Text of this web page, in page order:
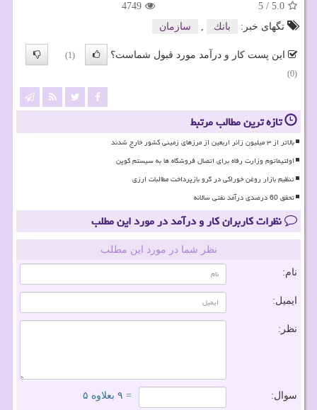
5.0
/
5
4749
تگهای خبر:
بانك , سازمان
این پست کار و درآمد مورد قبول شماست؟
(1)
(0)
تازه ترین مطالب مرتبط
بالاتر از ۳ میلیون زائر اربعین از مرزهای زمینی کشور خارج شدند
اولتیماتوم وزارت رفاه برای اتصال فروشگاه ها به سیستم کوپن
تنظیم بازار روغن خوراکی در گرو بازپرداخت مطالبات ارزی
تحقق 60 درصدی درآمد نفتی سالانه
نظرات کاربران کار و درآمد در مورد این مطلب
نظر شما در مورد این مطلب
نام:
ایمیل:
نظر:
سوال: = ۹ بعلاوه ۵